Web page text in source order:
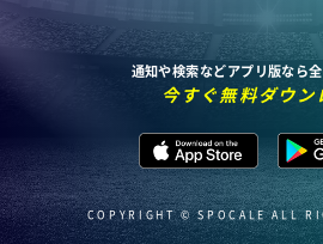
通知や検索などアプリ版なら
今すぐ無料ダウン
COPYRIGHT © SPOCALE ALL